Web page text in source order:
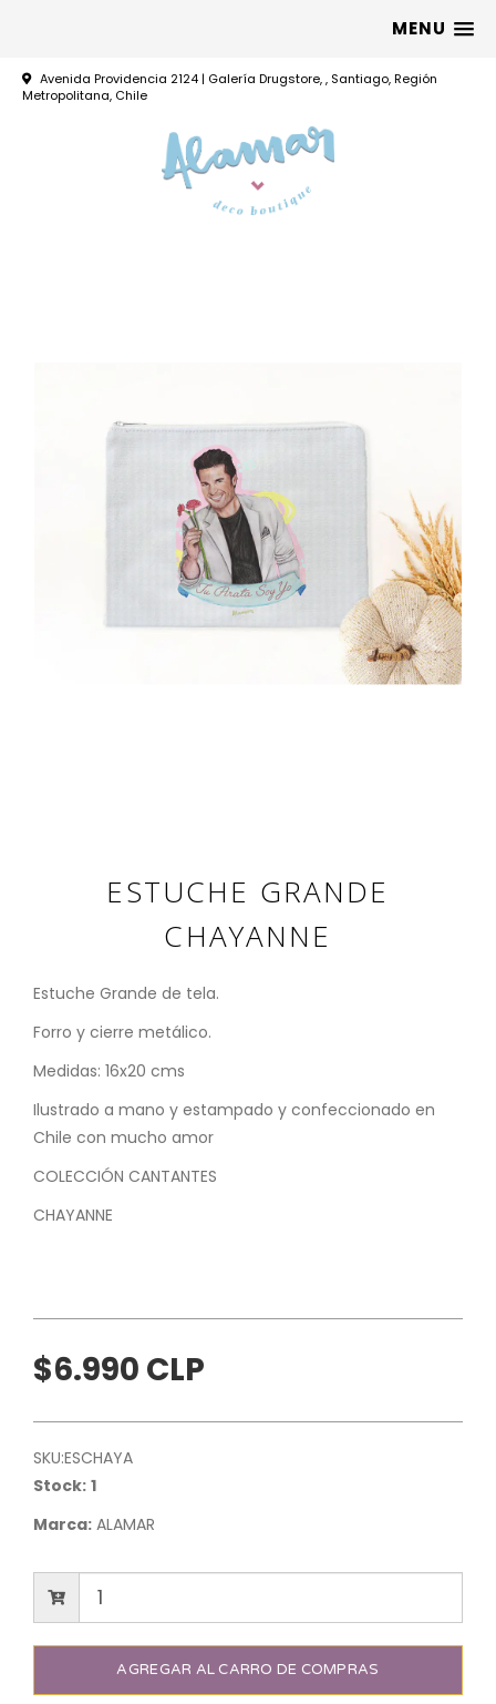
MENU
Avenida Providencia 2124 | Galería Drugstore, , Santiago, Región
Metropolitana, Chile
ESTUCHE GRANDE
CHAYANNE
Estuche Grande de tela.
Forro y cierre metálico.
Medidas: 16x20 cms
Ilustrado a mano y estampado y confeccionado en
Chile con mucho amor
COLECCIÓN CANTANTES
CHAYANNE
$6.990 CLP
SKU:ESCHAYA
Stock: 1
Marca: ALAMAR